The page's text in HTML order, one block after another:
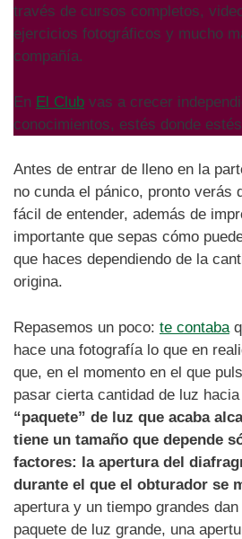
través de cursos completos,
ejercicios fotográficos y mucho
compañía.
En El Club vas a crecer
conocimientos, estés donde
Antes de entrar de lleno en la
no cunda el pánico, pronto verás
fácil de entender, además de
importante que sepas cómo
que haces dependiendo de la
origina.
Repasemos un poco: te contaba
hace una fotografía lo que en
que, en el momento en el que
pasar cierta cantidad de luz
“paquete” de luz que acaba
tiene un tamaño que depende
factores: la apertura del
durante el que el obturador se
apertura y un tiempo grandes
paquete de luz grande, una